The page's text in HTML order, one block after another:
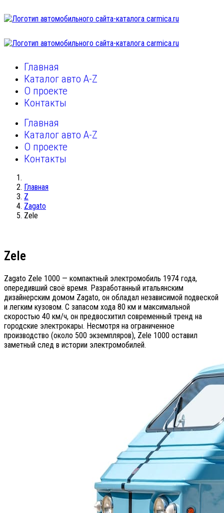
Главная
Каталог авто A-Z
О проекте
Контакты
Главная
Каталог авто A-Z
О проекте
Контакты
Главная
Z
Zagato
Zele
Zele
Zagato Zele 1000 — компактный электромобиль 1974 года,
опередивший своё время. Разработанный итальянским
дизайнерским домом Zagato, он обладал независимой подвеской
и легким кузовом. С запасом хода 80 км и максимальной
скоростью 40 км/ч, он предвосхитил современный тренд на
городские электрокары. Несмотря на ограниченное
производство (около 500 экземпляров), Zele 1000 оставил
заметный след в истории электромобилей.